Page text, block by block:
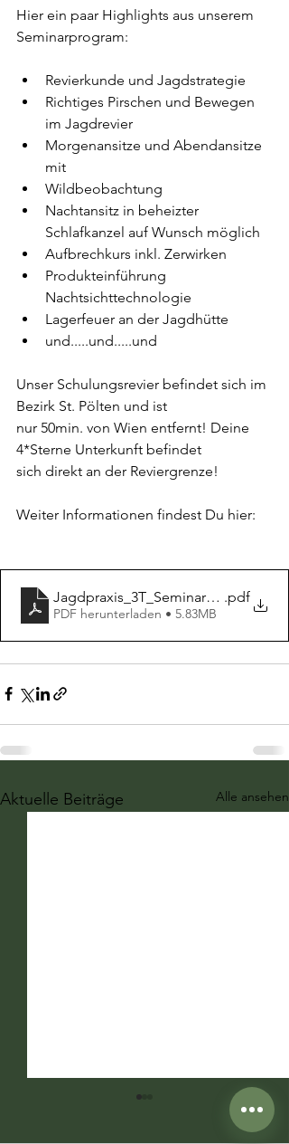
Hier ein paar Highlights aus unserem
Seminarprogram:
Revierkunde und Jagdstrategie
Richtiges Pirschen und Bewegen
im Jagdrevier
Morgenansitze und Abendansitze
mit
Wildbeobachtung
Nachtansitz in beheizter
Schlafkanzel auf Wunsch möglich
Aufbrechkurs inkl. Zerwirken
Produkteinführung
Nachtsichttechnologie
Lagerfeuer an der Jagdhütte
und.....und.....und
Unser Schulungsrevier befindet sich im
Bezirk St. Pölten und ist
nur 50min. von Wien entfernt! Deine
4*Sterne Unterkunft befindet
sich direkt an der Reviergrenze!
Weiter Informationen findest Du hier:
.pdf
PDF herunterladen • 5.83MB
Aktuelle Beiträge Alle ansehen